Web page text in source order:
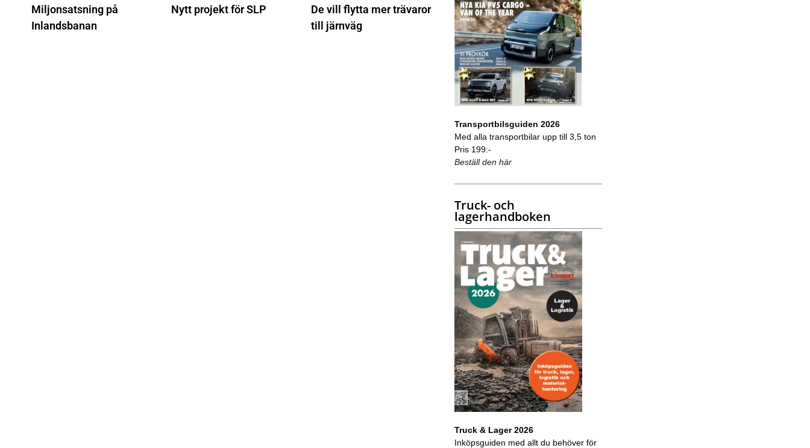
Miljonsatsning på
Inlandsbanan
Nytt projekt för SLP
De vill flytta mer trävaror
till järnväg
Transportbilsguiden 2026
Med alla transportbilar upp till 3,5 ton
Pris 199:-
Beställ den här
Truck- och
lagerhandboken
Truck & Lager 2026
Inköpsguiden med allt du behöver för